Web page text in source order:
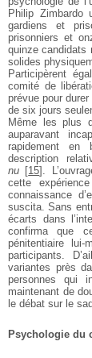
Philip Zimbardo
gardiens et
prisonniers et
quinze candidats
solides
Participèrent
comité de
prévue pour durer
de six jours
Même les plus
auparavant
rapidement en
description
nu [15] .
cette
connaissance
suscita. Sans
écarts dans
confirma que
pénitentiaire lui-
participants.
variantes près
personnes qui
maintenant de
le débat sur le
Psychologie du